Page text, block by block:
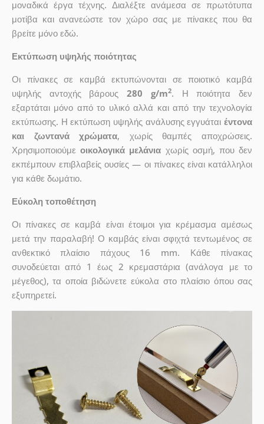
μοναδικά έργα τέχνης. Διαλέξτε ανάμεσα σε πρωτότυπα
μοτίβα και ανανεώστε τον χώρο σας με πίνακες που θα
βρείτε μόνο εδώ.
Εκτύπωση υψηλής ποιότητας
Οι πίνακες σε καμβά εκτυπώνονται σε ποιοτικό καμβά
υψηλής αντοχής βάρους280 g/m2. Η ποιότητα δεν
εξαρτάται μόνο από το υλικό αλλά και από την τεχνολογία
εκτύπωσης. Η εκτύπωση υψηλής ανάλυσης εγγυάταιέντονα
και ζωντανά χρώματα, χωρίς θαμπές αποχρώσεις.
Χρησιμοποιούμεοικολογικά μελάνια χωρίς οσμή, που δεν
εκπέμπουν επιβλαβείς ουσίες — οι πίνακες είναι κατάλληλοι
για κάθε δωμάτιο.
Εύκολη τοποθέτηση
Οι πίνακες σε καμβά είναι έτοιμοι για κρέμασμα αμέσως
μετά την παραλαβή! Ο καμβάς είναι σφιχτά τεντωμένος σε
ανθεκτικό πλαίσιο πάχους 16 mm. Κάθε πίνακας
συνοδεύεται από 1 έως 2 κρεμαστάρια (ανάλογα με το
μέγεθος), τα οποία βιδώνετε εύκολα στο πλαίσιο όπου σας
εξυπηρετεί.